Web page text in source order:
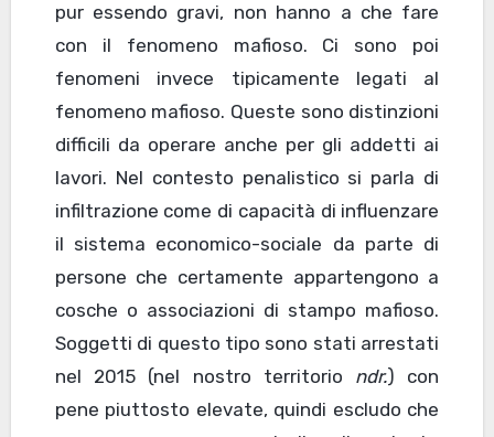
pur essendo gravi, non hanno a che fare
con il fenomeno mafioso. Ci sono poi
fenomeni invece tipicamente legati al
fenomeno mafioso. Queste sono distinzioni
difficili da operare anche per gli addetti ai
lavori. Nel contesto penalistico si parla di
infiltrazione come di capacità di influenzare
il sistema economico-sociale da parte di
persone che certamente appartengono a
cosche o associazioni di stampo mafioso.
Soggetti di questo tipo sono stati arrestati
nel 2015 (nel nostro territorio ndr.) con
pene piuttosto elevate, quindi escludo che